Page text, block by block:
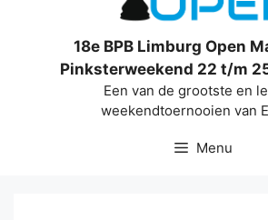
18e BPB Limburg Open
Pinksterweekend 22 t/m
Een van de grootste en
weekendtoernooien van
Menu